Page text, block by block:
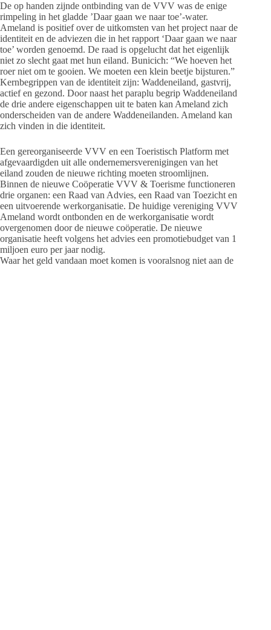
De op handen zijnde ontbinding van de VVV was de enige
rimpeling in het gladde ’Daar gaan we naar toe’-water.
Ameland is positief over de uitkomsten van het project naar de
identiteit en de adviezen die in het rapport ‘Daar gaan we naar
toe’ worden genoemd. De raad is opgelucht dat het eigenlijk
niet zo slecht gaat met hun eiland. Bunicich: “We hoeven het
roer niet om te gooien. We moeten een klein beetje bijsturen.”
Kernbegrippen van de identiteit zijn: Waddeneiland, gastvrij,
actief en gezond. Door naast het paraplu begrip Waddeneiland
de drie andere eigenschappen uit te baten kan Ameland zich
onderscheiden van de andere Waddeneilanden. Ameland kan
zich vinden in die identiteit.
Een gereorganiseerde VVV en een Toeristisch Platform met
afgevaardigden uit alle ondernemersverenigingen van het
eiland zouden de nieuwe richting moeten stroomlijnen.
Binnen de nieuwe Coöperatie VVV & Toerisme functioneren
drie organen: een Raad van Advies, een Raad van Toezicht en
een uitvoerende werkorganisatie. De huidige vereniging VVV
Ameland wordt ontbonden en de werkorganisatie wordt
overgenomen door de nieuwe coöperatie. De nieuwe
organisatie heeft volgens het advies een promotiebudget van 1
miljoen euro per jaar nodig.
Waar het geld vandaan moet komen is vooralsnog niet aan de